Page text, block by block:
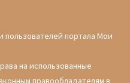
портала Мои
на использованные
правообладателям в